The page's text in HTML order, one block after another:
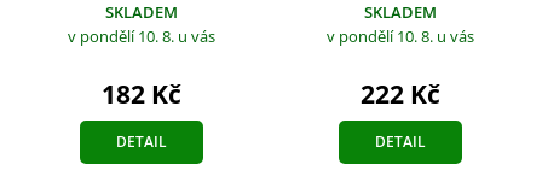
SKLADEM
v pondělí 10. 8. u vás
182 Kč
DETAIL
SKLADEM
v pondělí 10. 8. u vás
222 Kč
DETAIL